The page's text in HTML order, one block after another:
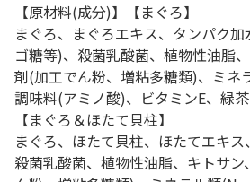
【原材料(成分)】【まぐろ】
まぐろ、まぐろエキス、タンパク
ゴ糖等)、殺菌乳酸菌、植物性油脂
剤(加工でん粉、増粘多糖類)、ミネ
調味料(アミノ酸)、ビタミンE、緑
【まぐろ＆ほたて貝柱】
まぐろ、ほたて貝柱、ほたてエキス
殺菌乳酸菌、植物性油脂、キトサ